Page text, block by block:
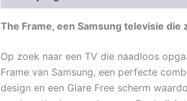
The Frame, een Samsung televisie
Op zoek naar een TV die naadloos
Frame van Samsung, een perfecte
design en een Glare Free scherm